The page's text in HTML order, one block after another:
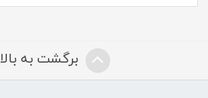
برگشت به بالا